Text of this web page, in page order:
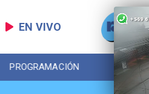
EN VIVO
PROGRAMACIÓN LOCAL